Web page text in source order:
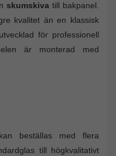
skumskiva till bakpanel.
kvalitet än en klassisk
för professionell
är monterad med
beställas med flera
till högkvalitativt